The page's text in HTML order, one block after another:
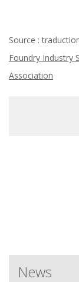
Source :
Foundry Industry
Association
News